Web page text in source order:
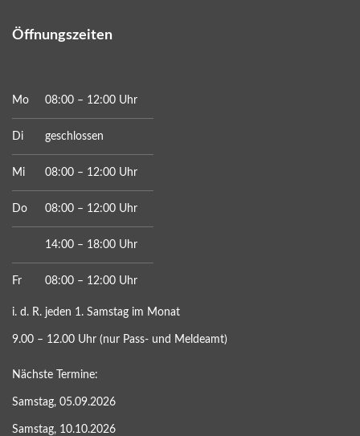
Öffnungszeiten
Mo 08:00 – 12:00 Uhr
Di geschlossen
Mi 08:00 – 12:00 Uhr
Do 08:00 – 12:00 Uhr
14:00 – 18:00 Uhr
Fr 08:00 – 12:00 Uhr
i. d. R. jeden 1. Samstag im Monat
9.00 – 12.00 Uhr (nur Pass- und Meldeamt)
Nächste Termine:
Samstag, 05.09.2026
Samstag, 10.10.2026